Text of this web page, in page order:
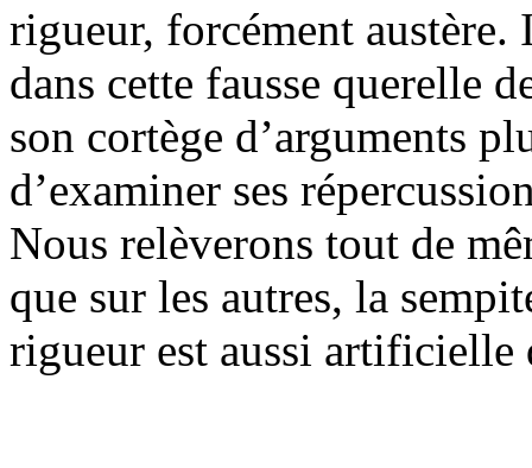
rigueur, forcément austère.
dans cette fausse querelle
son cortège d’arguments
d’examiner ses
Nous relèverons tout de
que sur les autres, la
rigueur est aussi artificielle